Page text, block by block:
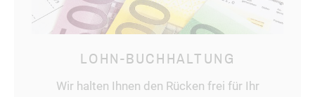
LOHN-BUCHHALTUNG
Wir halten Ihnen den Rücken frei für Ihr